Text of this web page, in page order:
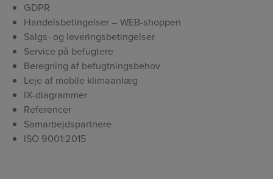
GDPR
Handelsbetingelser – WEB-shoppen
Salgs- og leveringsbetingelser
Service på befugtere
Beregning af befugtningsbehov
Leje af mobile klimaanlæg
IX-diagrammer
Referencer
Samarbejdspartnere
ISO 9001:2015